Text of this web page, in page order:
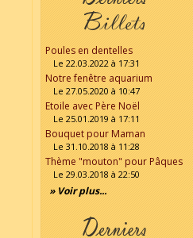
Poules en dentelles
Le 22.03.2022 à 17:31
Notre fenêtre aquarium
Le 27.05.2020 à 10:47
Etoile avec Père Noël
Le 25.01.2019 à 17:11
Bouquet pour Maman
Le 31.10.2018 à 11:28
Thème "mouton" pour Pâques
Le 29.03.2018 à 22:50
» Voir plus...